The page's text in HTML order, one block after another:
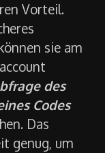
Dafür bietet
Vorteil.
sie am
des
Codes
Das